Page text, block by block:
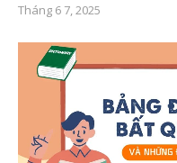
Tháng 6 7, 2025